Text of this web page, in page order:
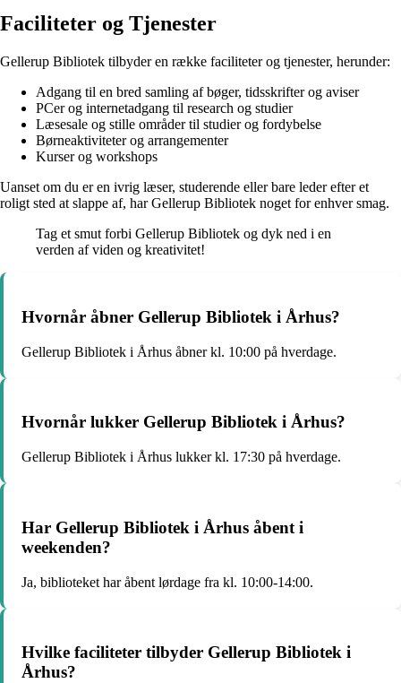
Faciliteter og Tjenester
Gellerup Bibliotek tilbyder en række faciliteter og tjenester, herunder:
Adgang til en bred samling af bøger, tidsskrifter og aviser
PCer og internetadgang til research og studier
Læsesale og stille områder til studier og fordybelse
Børneaktiviteter og arrangementer
Kurser og workshops
Uanset om du er en ivrig læser, studerende eller bare leder efter et
roligt sted at slappe af, har Gellerup Bibliotek noget for enhver smag.
Tag et smut forbi Gellerup Bibliotek og dyk ned i en
verden af viden og kreativitet!
Hvornår åbner Gellerup Bibliotek i Århus?
Gellerup Bibliotek i Århus åbner kl. 10:00 på hverdage.
Hvornår lukker Gellerup Bibliotek i Århus?
Gellerup Bibliotek i Århus lukker kl. 17:30 på hverdage.
Har Gellerup Bibliotek i Århus åbent i
weekenden?
Ja, biblioteket har åbent lørdage fra kl. 10:00-14:00.
Hvilke faciliteter tilbyder Gellerup Bibliotek i
Århus?